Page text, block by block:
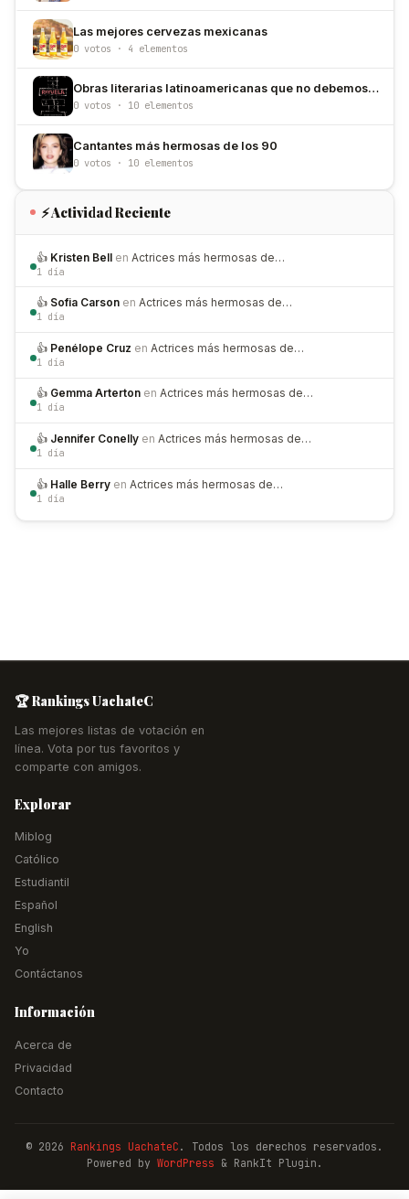
Las mejores cervezas mexicanas
0 votos · 4 elementos
Obras literarias latinoamericanas que no debemos dejar de leer
0 votos · 10 elementos
Cantantes más hermosas de los 90
0 votos · 10 elementos
⚡ Actividad Reciente
👍 Kristen Bell en Actrices más hermosas de…
1 día
👍 Sofia Carson en Actrices más hermosas de…
1 día
👍 Penélope Cruz en Actrices más hermosas de…
1 día
👍 Gemma Arterton en Actrices más hermosas de…
1 día
👍 Jennifer Conelly en Actrices más hermosas de…
1 día
👍 Halle Berry en Actrices más hermosas de…
1 día
🏆 Rankings UachateC
Las mejores listas de votación en
línea. Vota por tus favoritos y
comparte con amigos.
Explorar
Miblog
Católico
Estudiantil
Español
English
Yo
Contáctanos
Información
Acerca de
Privacidad
Contacto
© 2026 Rankings UachateC . Todos los derechos reservados.
Powered by WordPress & RankIt Plugin.